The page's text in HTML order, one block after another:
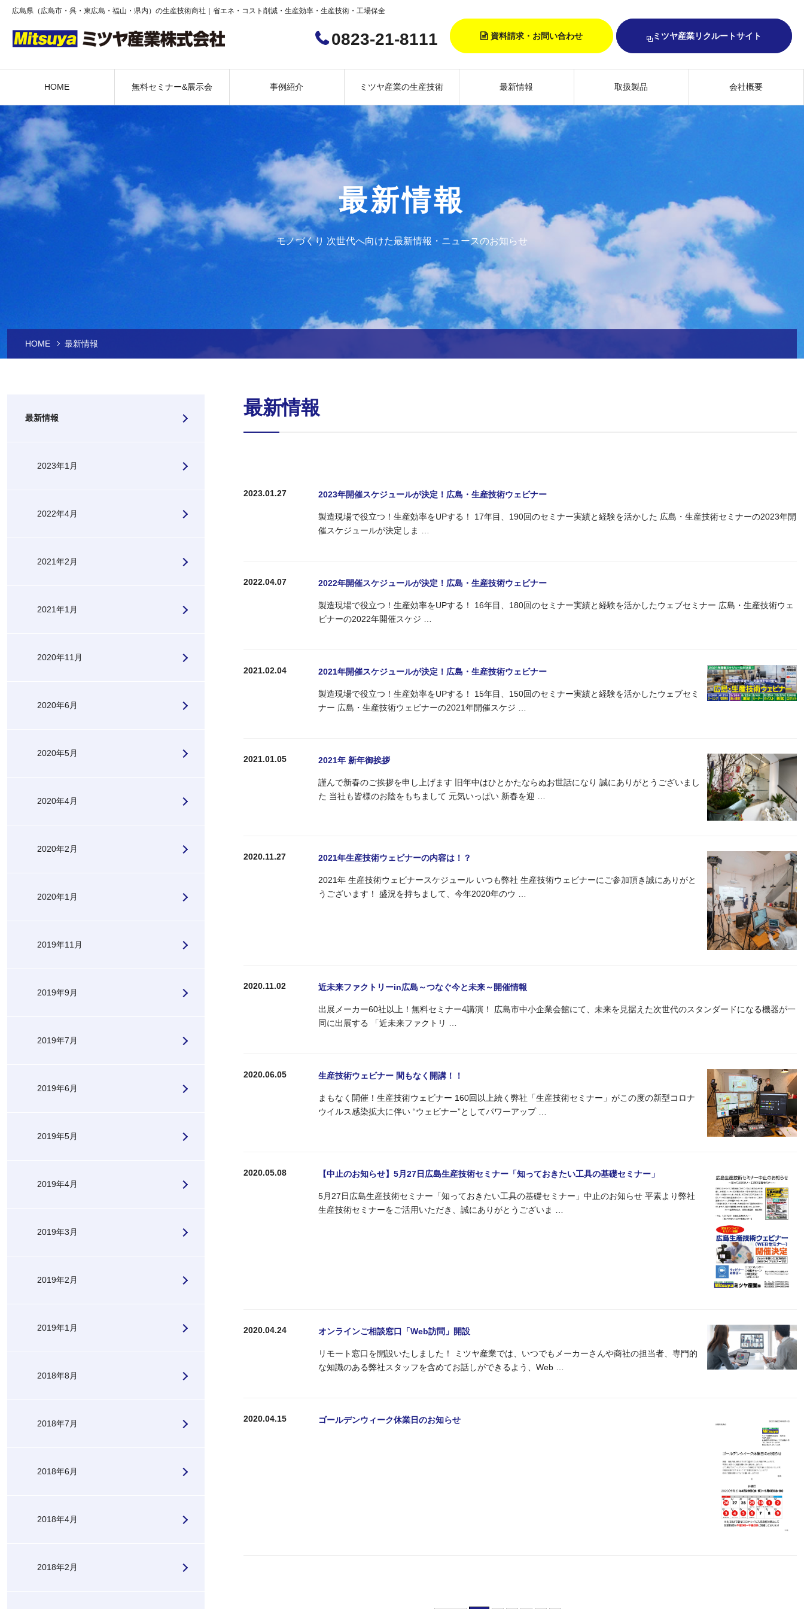
広島県（広島市・呉・東広島・福山・県内）の生産技術商社｜省エネ・コスト削減・生産効率・生産技術・工場保全
0823-21-8111 資料請求・お問い合わせ ミツヤ産業リクルートサイト
HOME 無料セミナー&展示会 事例紹介 ミツヤ産業の生産技術 最新情報 取扱製品 会社概要
最新情報
モノづくり 次世代へ向けた最新情報・ニュースのお知らせ
HOME 最新情報
最新情報
2023年1月
2022年4月
2021年2月
2021年1月
2020年11月
2020年6月
2020年5月
2020年4月
2020年2月
2020年1月
2019年11月
2019年9月
2019年7月
2019年6月
2019年5月
2019年4月
2019年3月
2019年2月
2019年1月
2018年8月
2018年7月
2018年6月
2018年4月
2018年2月
最新情報
2023.01.27 2023年開催スケジュールが決定！広島・生産技術ウェビナー
製造現場で役立つ！生産効率をUPする！ 17年目、190回のセミナー実績と経験を活かした 広島・生産技術セミナーの2023年開
催スケジュールが決定しま …
2022.04.07 2022年開催スケジュールが決定！広島・生産技術ウェビナー
製造現場で役立つ！生産効率をUPする！ 16年目、180回のセミナー実績と経験を活かしたウェブセミナー 広島・生産技術ウェ
ビナーの2022年開催スケジ …
2021.02.04 2021年開催スケジュールが決定！広島・生産技術ウェビナー
製造現場で役立つ！生産効率をUPする！ 15年目、150回のセミナー実績と経験を活かしたウェブセミ
ナー 広島・生産技術ウェビナーの2021年開催スケジ …
2021.01.05 2021年 新年御挨拶
謹んで新春のご挨拶を申し上げます 旧年中はひとかたならぬお世話になり 誠にありがとうございまし
た 当社も皆様のお陰をもちまして 元気いっぱい 新春を迎 …
2020.11.27 2021年生産技術ウェビナーの内容は！？
2021年 生産技術ウェビナースケジュール いつも弊社 生産技術ウェビナーにご参加頂き誠にありがと
うございます！ 盛況を持ちまして、今年2020年のウ …
2020.11.02 近未来ファクトリーin広島～つなぐ今と未来～開催情報
出展メーカー60社以上！無料セミナー4講演！ 広島市中小企業会館にて、未来を見据えた次世代のスタンダードになる機器が一
同に出展する 「近未来ファクトリ …
2020.06.05 生産技術ウェビナー 間もなく開講！！
まもなく開催！生産技術ウェビナー 160回以上続く弊社「生産技術セミナー」がこの度の新型コロナ
ウイルス感染拡大に伴い “ウェビナー”としてパワーアップ …
2020.05.08 【中止のお知らせ】5月27日広島生産技術セミナー「知っておきたい工具の基礎セミナー」
5月27日広島生産技術セミナー「知っておきたい工具の基礎セミナー」中止のお知らせ 平素より弊社
生産技術セミナーをご活用いただき、誠にありがとうございま …
2020.04.24 オンラインご相談窓口「Web訪問」開設
リモート窓口を開設いたしました！ ミツヤ産業では、いつでもメーカーさんや商社の担当者、専門的
な知識のある弊社スタッフを含めてお話しができるよう、Web …
2020.04.15 ゴールデンウィーク休業日のお知らせ